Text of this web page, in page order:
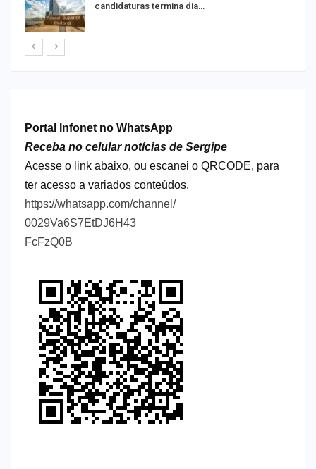
candidaturas termina dia…
----
Portal Infonet no WhatsApp
Receba no celular notícias de Sergipe
Acesse o link abaixo, ou escanei o QRCODE, para
ter acesso a variados conteúdos.
https://whatsapp.com/channel/
0029Va6S7EtDJ6H43
FcFzQ0B